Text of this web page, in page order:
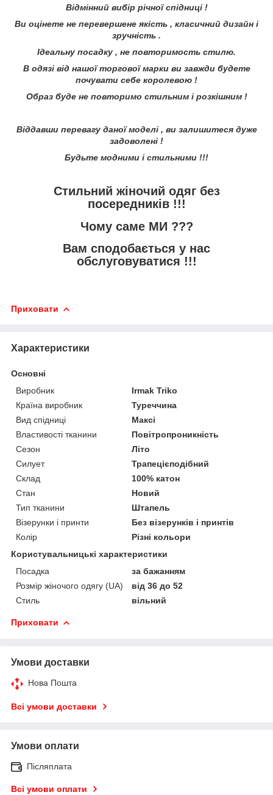
Відмінний вибір річної спідниці !
Ви оцінете не перевершене якість , класичний дизайн і
зручність .
Ідеальну посадку , не повторимость стилю.
В одязі від нашої торгової марки ви завжди будете
почувати себе королевою !
Образ буде не повторимо стильним і розкішним !
Віддавши перевагу даної моделі , ви залишитеся дуже
задоволені !
Будьте модними і стильними !!!
Стильний жіночий одяг без
посередників !!!
Чому саме МИ ???
Вам сподобається у нас
обслуговуватися !!!
Приховати
Характеристики
Основні
Виробник
Irmak Triko
Країна виробник
Туреччина
Вид спідниці
Максі
Властивості тканини
Повітропроникність
Сезон
Літо
Силует
Трапецієподібний
Склад
100% катон
Стан
Новий
Тип тканини
Штапель
Візерунки і принти
Без візерунків і принтів
Колір
Різні кольори
Користувальницькі характеристики
Посадка
за бажанням
Розмір жіночого одягу (UA)
від 36 до 52
Стиль
вільний
Приховати
Умови доставки
Нова Пошта
Всі умови доставки
Умови оплати
Післяплата
Всі умови оплати